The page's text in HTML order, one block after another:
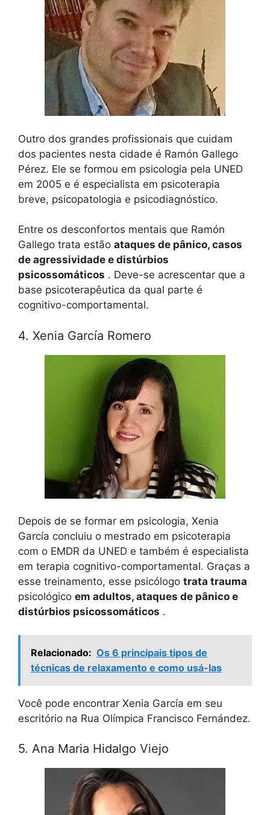
Outro dos grandes profissionais que cuidam
dos pacientes nesta cidade é Ramón Gallego
Pérez. Ele se formou em psicologia pela UNED
em 2005 e é especialista em psicoterapia
breve, psicopatologia e psicodiagnóstico.
Entre os desconfortos mentais que Ramón
Gallego trata estão ataques de pânico, casos
de agressividade e distúrbios
psicossomáticos . Deve-se acrescentar que a
base psicoterapêutica da qual parte é
cognitivo-comportamental.
4. Xenia García Romero
Depois de se formar em psicologia, Xenia
García concluiu o mestrado em psicoterapia
com o EMDR da UNED e também é especialista
em terapia cognitivo-comportamental. Graças a
esse treinamento, esse psicólogo trata trauma
psicológico em adultos, ataques de pânico e
distúrbios psicossomáticos .
Relacionado: Os 6 principais tipos de
técnicas de relaxamento e como usá-las
Você pode encontrar Xenia García em seu
escritório na Rua Olímpica Francisco Fernández.
5. Ana Maria Hidalgo Viejo